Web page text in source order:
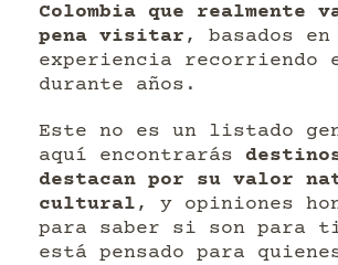
Colombia que realmente
pena visitar , basados
experiencia recorriendo
durante años.
Este no es un listado
aquí encontrarás
destacan por su valor
cultural , y opiniones
para saber si son para
está pensado para